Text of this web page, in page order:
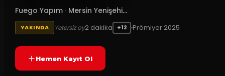
Fuego Yapım · Mersin Yenişehi...
YAKINDA Yetersiz oy2 dakika +12 Prömiyer 2025
Hemen Kayıt Ol